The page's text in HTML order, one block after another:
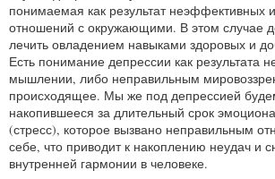
понимаемая как результат неэффективных
отношений с окружающими. В этом случае
лечить овладением навыками здоровых и
Есть понимание депрессии как результата
мышлении, либо неправильным
происходящее. Мы же под депрессией
накопившееся за длительный срок
(стресс), которое вызвано неправильным
себе, что приводит к накоплению неудач и
внутренней гармонии в человеке.